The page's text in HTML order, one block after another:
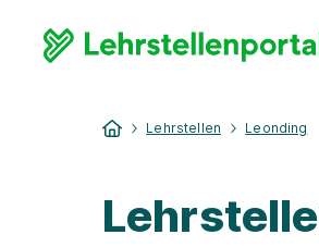
Lehrstellen Leonding